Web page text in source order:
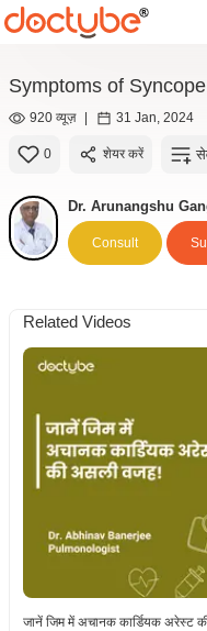
Symptoms of Syncope
920 व्यूज़ | 31 Jan, 2024
0 शेयर करें
Dr. Arunangshu
Consult
Related Videos
जानें जिम में अचानक कार्डियक अरेस्ट